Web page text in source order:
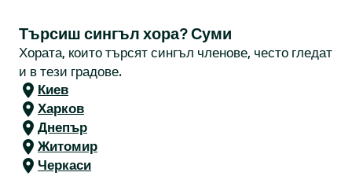
Търсиш сингъл хора? Суми
Хората, които търсят сингъл членове, често гледат
и в тези градове.
Киев
Харков
Днепър
Житомир
Черкаси